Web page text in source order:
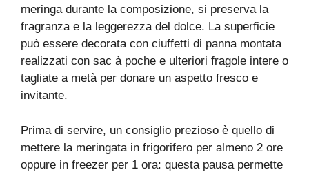
meringa durante la composizione, si preserva la
fragranza e la leggerezza del dolce. La superficie
può essere decorata con ciuffetti di panna montata
realizzati con sac à poche e ulteriori fragole intere o
tagliate a metà per donare un aspetto fresco e
invitante.
Prima di servire, un consiglio prezioso è quello di
mettere la meringata in frigorifero per almeno 2 ore
oppure in freezer per 1 ora: questa pausa permette